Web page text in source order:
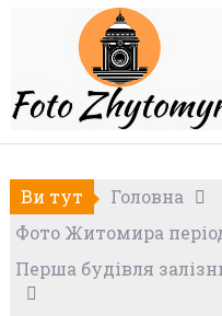
Ви тут
Головна
Фото Житомира
Перша будівля